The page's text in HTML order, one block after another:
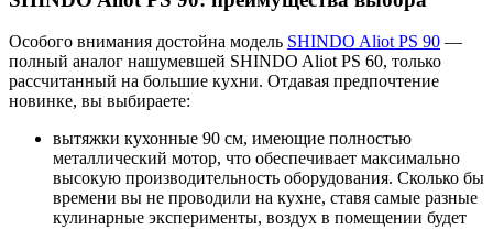
Особого внимания достойна модель SHINDO Aliot PS 90 —
полный аналог нашумевшей SHINDO Aliot PS 60, только
рассчитанный на большие кухни. Отдавая предпочтение
новинке, вы выбираете:
вытяжки кухонные 90 см, имеющие полностью
металлический мотор, что обеспечивает максимально
высокую производительность оборудования. Сколько бы
времени вы не проводили на кухне, ставя самые разные
кулинарные эксперименты, воздух в помещении будет